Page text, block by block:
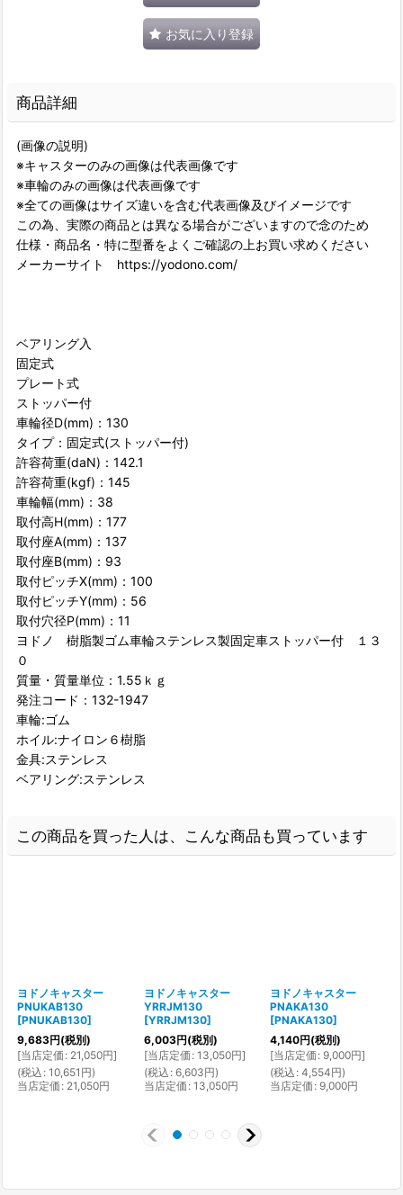
お気に入り登録
商品詳細
(画像の説明)
※キャスターのみの画像は代表画像です
※車輪のみの画像は代表画像です
※全ての画像はサイズ違いを含む代表画像及びイメージです
この為、実際の商品とは異なる場合がございますので念のため
仕様・商品名・特に型番をよくご確認の上お買い求めください
メーカーサイト https://yodono.com/
ベアリング入
固定式
プレート式
ストッパー付
車輪径D(mm)：130
タイプ：固定式(ストッパー付)
許容荷重(daN)：142.1
許容荷重(kgf)：145
車輪幅(mm)：38
取付高H(mm)：177
取付座A(mm)：137
取付座B(mm)：93
取付ピッチX(mm)：100
取付ピッチY(mm)：56
取付穴径P(mm)：11
ヨドノ 樹脂製ゴム車輪ステンレス製固定車ストッパー付 １３
０
質量・質量単位：1.55ｋｇ
発注コード：132-1947
車輪:ゴム
ホイル:ナイロン６樹脂
金具:ステンレス
ベアリング:ステンレス
この商品を買った人は、こんな商品も買っています
ヨドノキャスター
PNUKAB130
[PNUKAB130]
9,683円(税別)
[当店定価 : 21,050円]
(税込 : 10,651 円)
当店定価 : 21,050円
ヨドノキャスター
YRRJM130
[YRRJM130]
6,003円(税別)
[当店定価 : 13,050円]
(税込 : 6,603円)
当店定価 : 13,050円
ヨドノキャスター
PNAKA130
[PNAKA130]
4,140円(税別)
[当店定価 : 9,000円]
(税込 : 4,554円)
当店定価 : 9,000円